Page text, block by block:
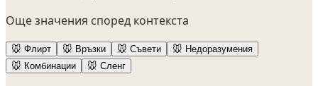
Още значения според контекста
🐭 Флирт 🐭 Връзки 🐭 Съвети 🐭 Недоразумения
🐭 Комбинации 🐭 Сленг